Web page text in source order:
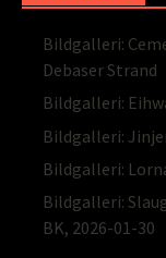
Bildgalleri:
Debaser Strand
Bildgalleri:
Bildgalleri:
Bildgalleri:
Bildgalleri:
BK, 2026-01-30